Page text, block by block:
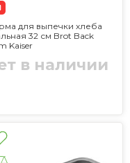
для выпечки хлеба
32 см Brot Back
Kaiser
в наличии